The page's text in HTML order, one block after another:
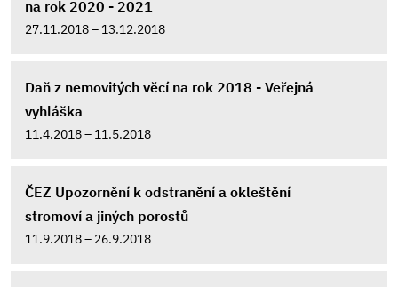
na rok 2020 - 2021
27.11.2018 – 13.12.2018
Daň z nemovitých věcí na rok 2018 - Veřejná
vyhláška
11.4.2018 – 11.5.2018
ČEZ Upozornění k odstranění a okleštění
stromoví a jiných porostů
11.9.2018 – 26.9.2018